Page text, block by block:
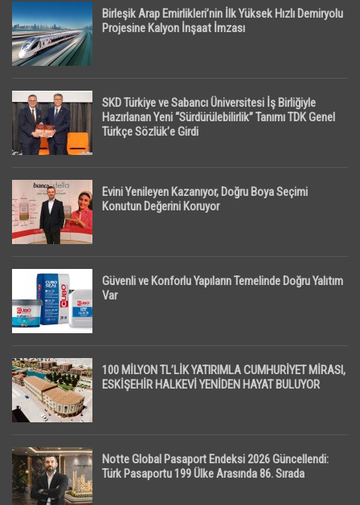
Birleşik Arap Emirlikleri’nin İlk Yüksek Hızlı Demiryolu
Projesine Kalyon İnşaat İmzası
SKD Türkiye ve Sabancı Üniversitesi İş Birliğiyle
Hazırlanan Yeni “Sürdürülebilirlik” Tanımı TDK Genel
Türkçe Sözlük’e Girdi
Evini Yenileyen Kazanıyor, Doğru Boya Seçimi
Konutun Değerini Koruyor
Güvenli ve Konforlu Yapıların Temelinde Doğru Yalıtım
Var
100 MİLYON TL’LİK YATIRIMLA CUMHURİYET MİRASI,
ESKİŞEHİR HALKEVİ YENİDEN HAYAT BULUYOR
Notte Global Pasaport Endeksi 2026 Güncellendi:
Türk Pasaportu 199 Ülke Arasında 86. Sırada